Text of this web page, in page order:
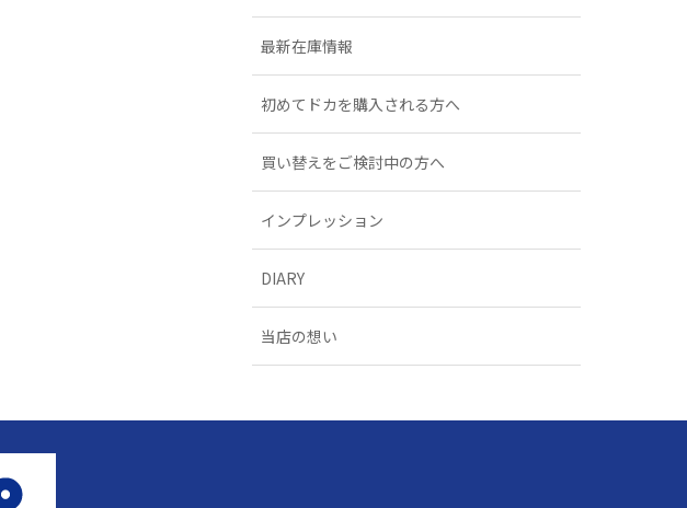
最新在庫情報
初めてドカを購入される方へ
買い替えをご検討中の方へ
インプレッション
DIARY
当店の想い